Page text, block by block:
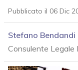
Pubblicato il 06 Dic
Stefano Bendandi
Consulente Legale